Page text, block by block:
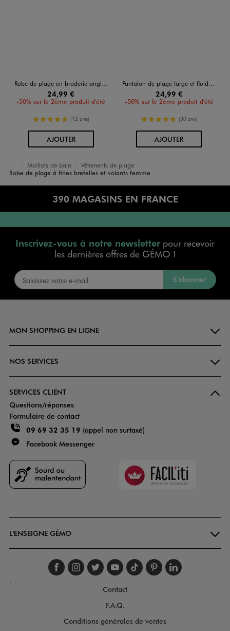
Robe de plage en broderie anglaise femme
24,99 €
-50% sur le 2ème produit d'été
5/5 de moyenne
(12 avis)
AJOUTERAU PANIER
Pantalon de plage large et fluide femme
24,99 €
-50% sur le 2ème produit d'été
5/5 de moyenne
(30 avis)
AJOUTERAU PANIER
Accueil
Femme
Vêtements
Maillots de bain
Vêtements de plage
Robe de plage à fines bretelles et volants femme
390 MAGASINS EN FRANCE
Inscrivez-vous à notre newsletterpour recevoir
les dernières offres de GÉMO !
S’abonner
MON SHOPPING EN LIGNE
NOS SERVICES
SERVICES CLIENT
Questions/réponses
Formulaire de contact
09 69 32 35 19 (appel non surtaxé)
Facebook Messenger
Faciliti
L'ENSEIGNE GÉMO
Suivez-nous sur
Suivez-nous sur
Suivez-nous sur
Suivez-nous
Suivez-nous
Suivez-
.
Contact
F.A.Q.
Conditions générales de ventes